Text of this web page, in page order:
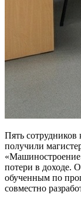
Пять сотрудников
получили
потери в доходе.
обученным по
совместно